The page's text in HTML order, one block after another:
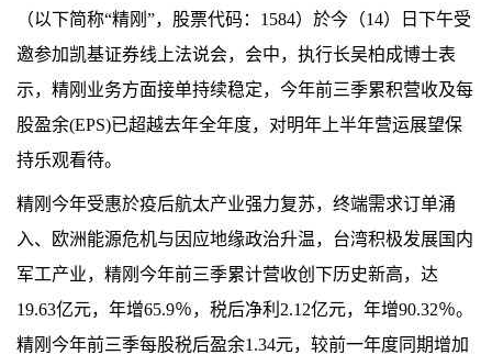
（以下简称“精刚 ”，股票代码： 1584） 於今 （14）日下午受
邀参加凯基证券线上法说会，会中，执行长吴柏成博士表
示，精刚业务方面接单持续稳定，今年前三季累积营收及每
股盈余(EPS)已超越去年全年度，对明年上半年营运展望保
持乐观看待。
精刚今年受惠於疫后航太产业强力复苏，终端需求订单涌
入、欧洲能源危机与因应地缘政治升温，台湾积极发展国内
军工产业，精刚今年前三季累计营收创下历史新高，达
19.63亿元，年增65.9％，税后净利 2.12亿元，年增90.32％。
精刚今年前三季每股税后盈余1.34元，较前一年度同期增加